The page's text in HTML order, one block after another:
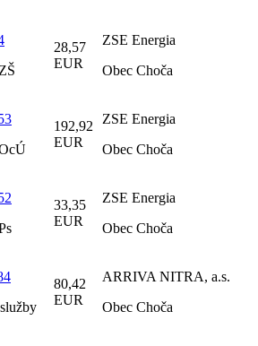
28,57
EUR
ZSE Energia
Obec Choča
192,92
EUR
ZSE Energia
Obec Choča
33,35
EUR
ZSE Energia
Obec Choča
80,42
EUR
ARRIVA NITRA, a.s.
Obec Choča